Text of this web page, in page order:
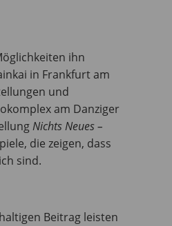
ihn
in Frankfurt am
und
am Danziger
Nichts Neues –
die zeigen, dass
sind.
Beitrag leisten